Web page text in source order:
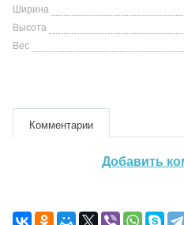
Ширина
Высота
Вес
Комментарии
Добавить